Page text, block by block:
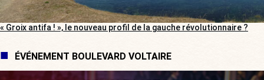
« Groix antifa ! », le nouveau profil de la gauche révolutionnaire ?
ÉVÉNEMENT BOULEVARD VOLTAIRE